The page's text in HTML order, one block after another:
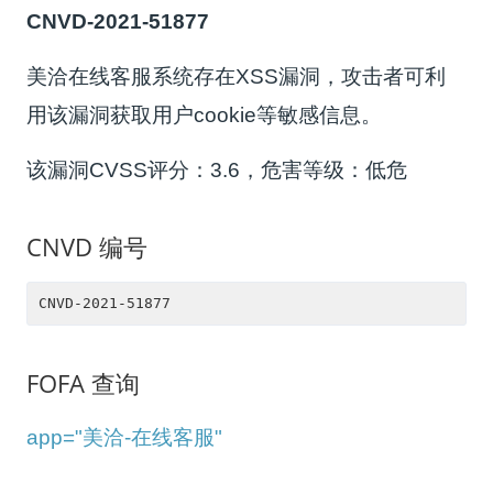
CNVD-2021-51877
美洽在线客服系统存在XSS漏洞，攻击者可利
用该漏洞获取用户cookie等敏感信息。
该漏洞CVSS评分：3.6，危害等级：低危
CNVD 编号
CNVD-2021-51877
FOFA 查询
app="美洽-在线客服"